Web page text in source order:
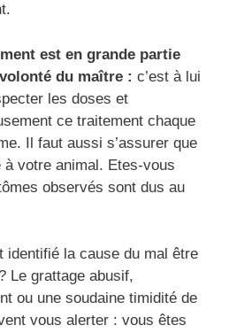
est en grande partie
du maître : c’est à lui
les doses et
ce traitement chaque
Il faut aussi s’assurer que
votre animal. Etes-vous
observés sont dus au
identifié la cause du mal être
Le grattage abusif,
ou une soudaine timidité de
vous alerter : vous êtes